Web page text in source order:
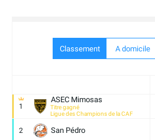
Classement A domicile
1
ASEC Mimosas
Titre gagné
Ligue des Champions de la CAF
2 San Pédro